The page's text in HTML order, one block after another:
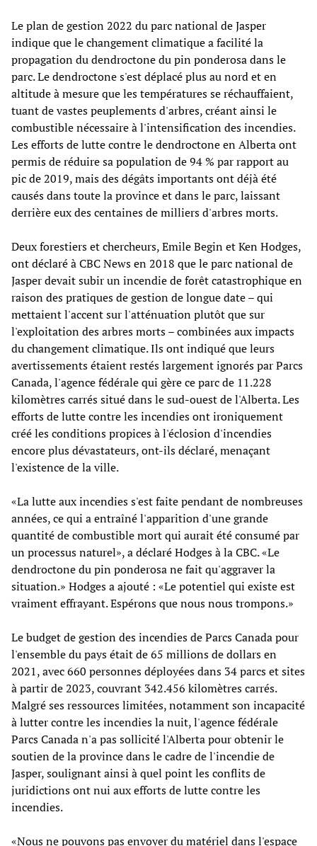
Le plan de gestion 2022 du parc national de Jasper
indique que le changement climatique a facilité la
propagation du dendroctone du pin ponderosa dans le
parc. Le dendroctone s'est déplacé plus au nord et en
altitude à mesure que les températures se réchauffaient,
tuant de vastes peuplements d'arbres, créant ainsi le
combustible nécessaire à l'intensification des incendies.
Les efforts de lutte contre le dendroctone en Alberta ont
permis de réduire sa population de 94 % par rapport au
pic de 2019, mais des dégâts importants ont déjà été
causés dans toute la province et dans le parc, laissant
derrière eux des centaines de milliers d'arbres morts.
Deux forestiers et chercheurs, Emile Begin et Ken Hodges,
ont déclaré à CBC News en 2018 que le parc national de
Jasper devait subir un incendie de forêt catastrophique en
raison des pratiques de gestion de longue date – qui
mettaient l'accent sur l'atténuation plutôt que sur
l'exploitation des arbres morts – combinées aux impacts
du changement climatique. Ils ont indiqué que leurs
avertissements étaient restés largement ignorés par Parcs
Canada, l'agence fédérale qui gère ce parc de 11.228
kilomètres carrés situé dans le sud-ouest de l'Alberta. Les
efforts de lutte contre les incendies ont ironiquement
créé les conditions propices à l'éclosion d'incendies
encore plus dévastateurs, ont-ils déclaré, menaçant
l'existence de la ville.
«La lutte aux incendies s'est faite pendant de nombreuses
années, ce qui a entraîné l'apparition d'une grande
quantité de combustible mort qui aurait été consumé par
un processus naturel», a déclaré Hodges à la CBC. «Le
dendroctone du pin ponderosa ne fait qu'aggraver la
situation.» Hodges a ajouté : «Le potentiel qui existe est
vraiment effrayant. Espérons que nous nous trompons.»
Le budget de gestion des incendies de Parcs Canada pour
l'ensemble du pays était de 65 millions de dollars en
2021, avec 660 personnes déployées dans 34 parcs et sites
à partir de 2023, couvrant 342.456 kilomètres carrés.
Malgré ses ressources limitées, notamment son incapacité
à lutter contre les incendies la nuit, l'agence fédérale
Parcs Canada n'a pas sollicité l'Alberta pour obtenir le
soutien de la province dans le cadre de l'incendie de
Jasper, soulignant ainsi à quel point les conflits de
juridictions ont nui aux efforts de lutte contre les
incendies.
«Nous ne pouvons pas envoyer du matériel dans l'espace